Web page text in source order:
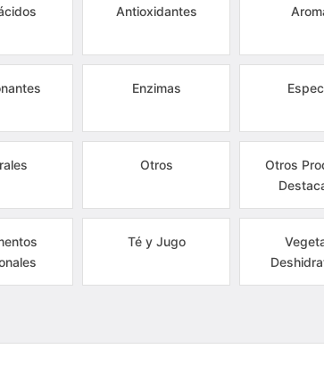
Antioxidantes
Enzimas
Otros
Otros
Té y Jugo